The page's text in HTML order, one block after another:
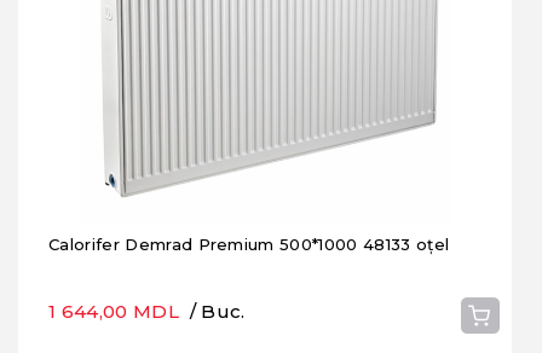
Calorifer Demrad Premium 500*1000 48133 oțel
1 644,00 MDL / Buc.